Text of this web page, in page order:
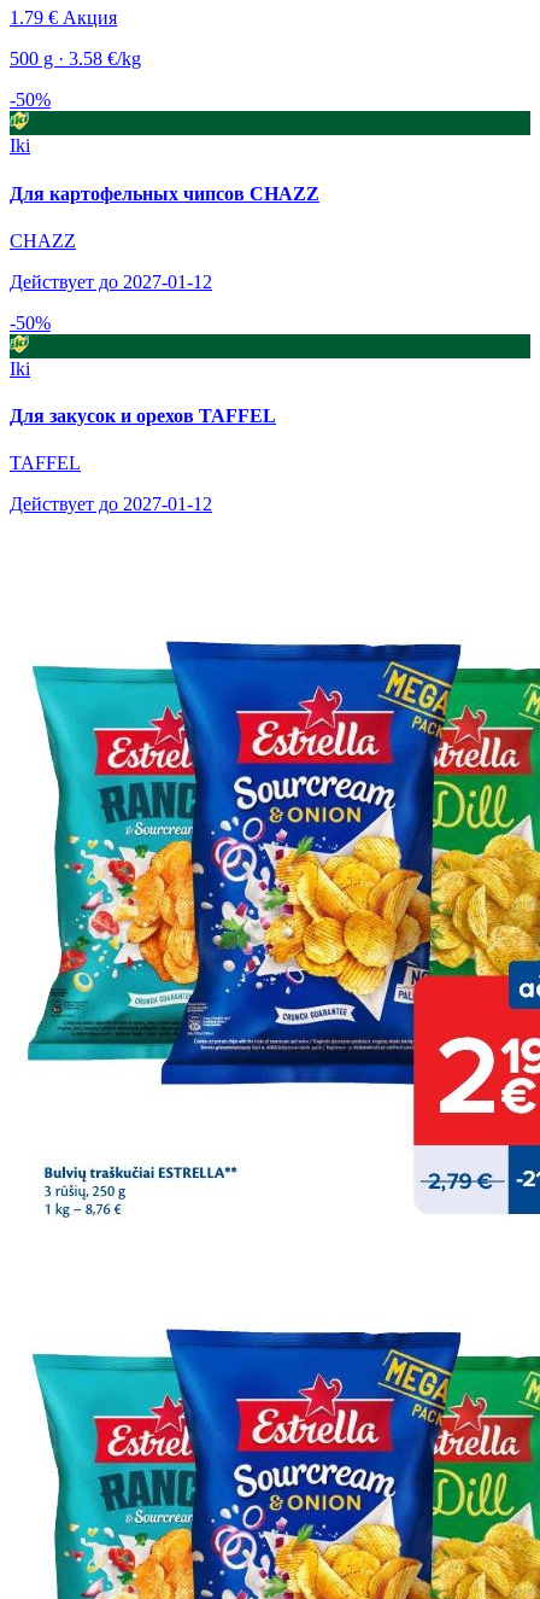
1.79 € Акция
500 g · 3.58 €/kg
-50%
Iki
Для картофельных чипсов CHAZZ
CHAZZ
Действует до 2027-01-12
-50%
Iki
Для закусок и орехов TAFFEL
TAFFEL
Действует до 2027-01-12